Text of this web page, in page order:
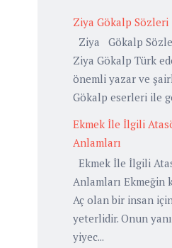
Ziya Gökalp Sözleri
Ziya Gökalp
Ziya Gökalp Türk
önemli yazar ve
Gökalp eserleri ile
Ekmek İle İlgili
Anlamları
Ekmek İle İlgili
Anlamları Ekmeğin
Aç olan bir insan
yeterlidir. Onun
yiyec...